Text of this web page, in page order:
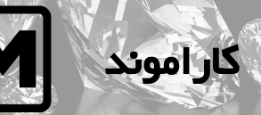
كاراموند